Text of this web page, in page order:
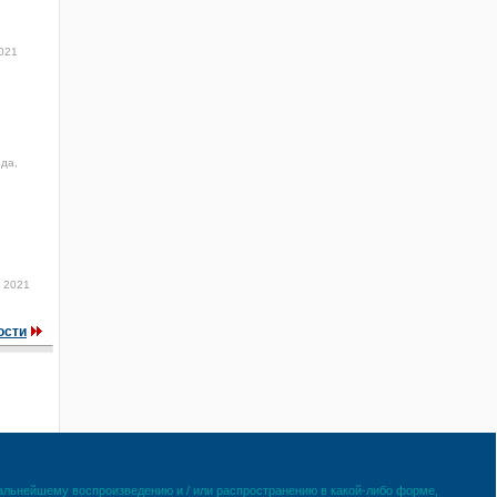
2021
воспроизведению и / или распространению в какой-либо форме,